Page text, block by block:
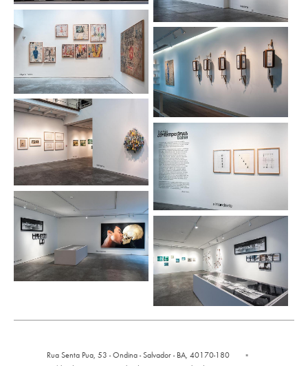
Rua Senta Pua, 53 - Ondina - Salvador - BA, 40170-180
▪